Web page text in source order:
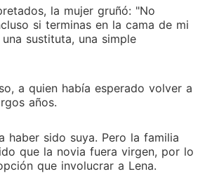
la mujer gruñó: "No
si terminas en la cama de mi
sustituta, una simple
a quien había esperado volver a
años.
haber sido suya. Pero la familia
que la novia fuera virgen, por lo
que involucrar a Lena.